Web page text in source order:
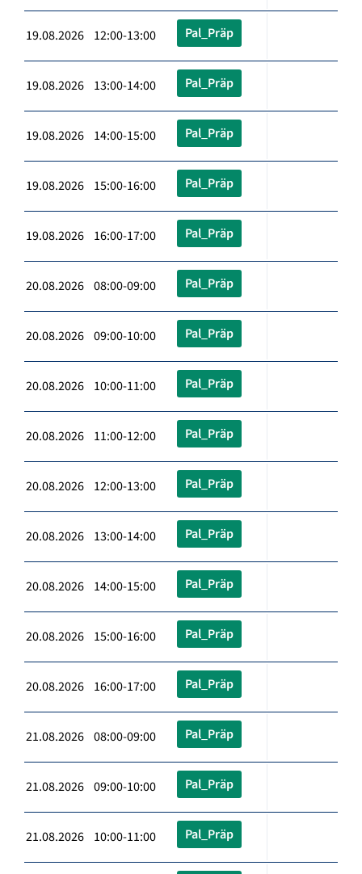
19.08.2026 12:00-13:00 Pal_Präp
19.08.2026 13:00-14:00 Pal_Präp
19.08.2026 14:00-15:00 Pal_Präp
19.08.2026 15:00-16:00 Pal_Präp
19.08.2026 16:00-17:00 Pal_Präp
20.08.2026 08:00-09:00 Pal_Präp
20.08.2026 09:00-10:00 Pal_Präp
20.08.2026 10:00-11:00 Pal_Präp
20.08.2026 11:00-12:00 Pal_Präp
20.08.2026 12:00-13:00 Pal_Präp
20.08.2026 13:00-14:00 Pal_Präp
20.08.2026 14:00-15:00 Pal_Präp
20.08.2026 15:00-16:00 Pal_Präp
20.08.2026 16:00-17:00 Pal_Präp
21.08.2026 08:00-09:00 Pal_Präp
21.08.2026 09:00-10:00 Pal_Präp
21.08.2026 10:00-11:00 Pal_Präp